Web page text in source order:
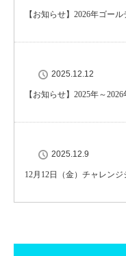
【お知らせ】2026年ゴー
2025.12.12
【お知らせ】2025年～
2025.12.9
12月12日（金）チャレンジ